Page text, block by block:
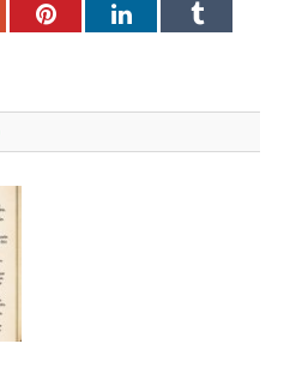
PinterestLinkedInTumblr